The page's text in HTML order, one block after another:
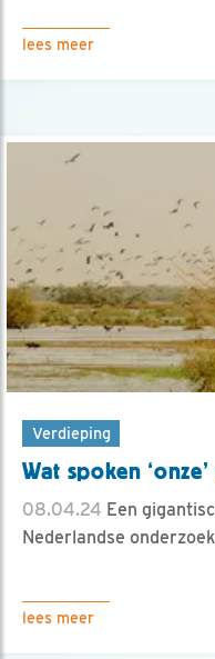
lees meer
Verdieping
Wat spoken
08.04.24 Een
Nederlandse
lees meer